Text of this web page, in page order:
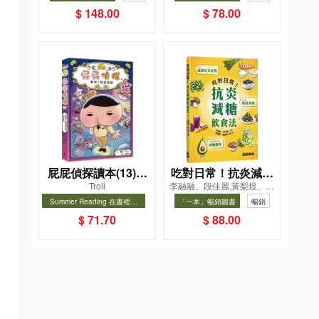
$ 148.00 $ 78.00
屁屁偵探讀本(13)－
－對決！怪盜學院
（星星篇）
Troll
Summer Reading 在書裡度
選圖書67折
暢銷
$ 71.70
吃對日常！抗炎減糖
飲食法
李融融、段佳麗,黃梨煜、顧
凱辰
「一本」暢銷圖書 暢銷
$ 88.00